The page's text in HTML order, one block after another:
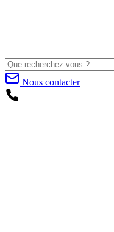
Nous contacter